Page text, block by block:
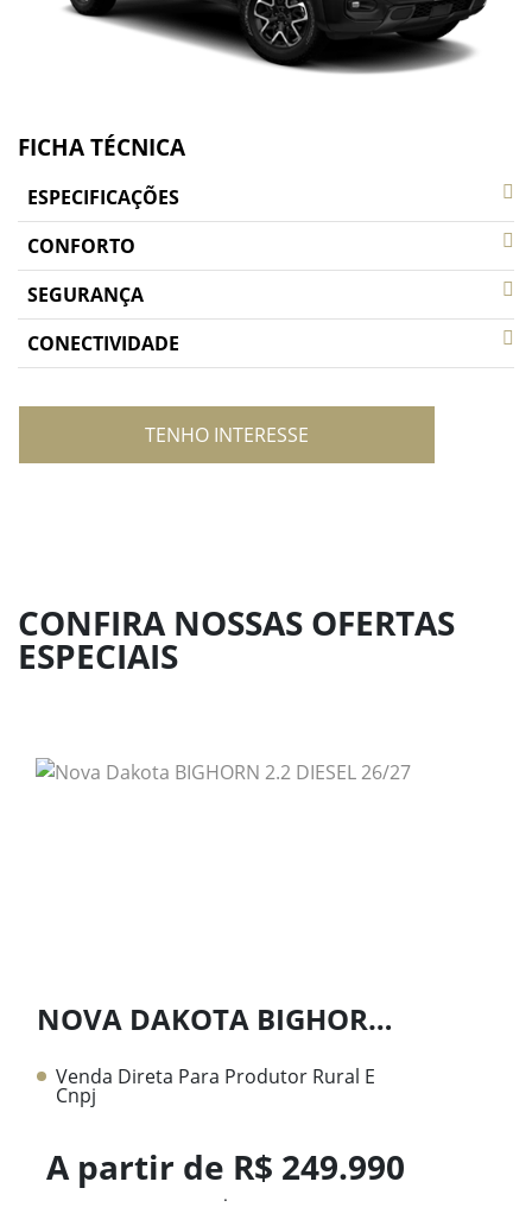
FICHA TÉCNICA
ESPECIFICAÇÕES
CONFORTO
SEGURANÇA
CONECTIVIDADE
TENHO INTERESSE
CONFIRA NOSSAS OFERTAS
ESPECIAIS
NOVA DAKOTA BIGHORN 2.2 DIESEL 26/27
Venda Direta Para Produtor Rural E
Cnpj
A partir de R$ 249.990
.